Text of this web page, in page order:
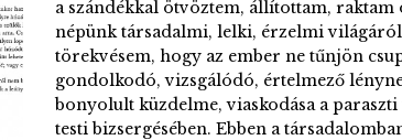
a szándékkal ötvöztem, állítottam, raktam
népünk társadalmi, lelki, érzelmi
törekvésem, hogy az ember ne tűnjön
gondolkodó, vizsgálódó, értelmező
bonyolult küzdelme, viaskodása a
testi bizsergésében. Ebben a